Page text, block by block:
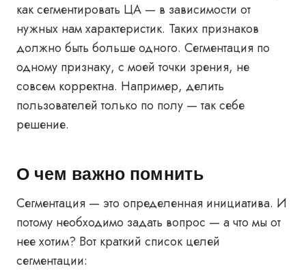
как сегментировать ЦА — в зависимости от
нужных нам характеристик. Таких признаков
должно быть больше одного. Сегментация по
одному признаку, с моей точки зрения, не
совсем корректна. Например, делить
пользователей только по полу — так себе
решение.
О чем важно помнить
Сегментация — это определенная инициатива. И
потому необходимо задать вопрос — а что мы от
нее хотим? Вот краткий список целей
сегментации: